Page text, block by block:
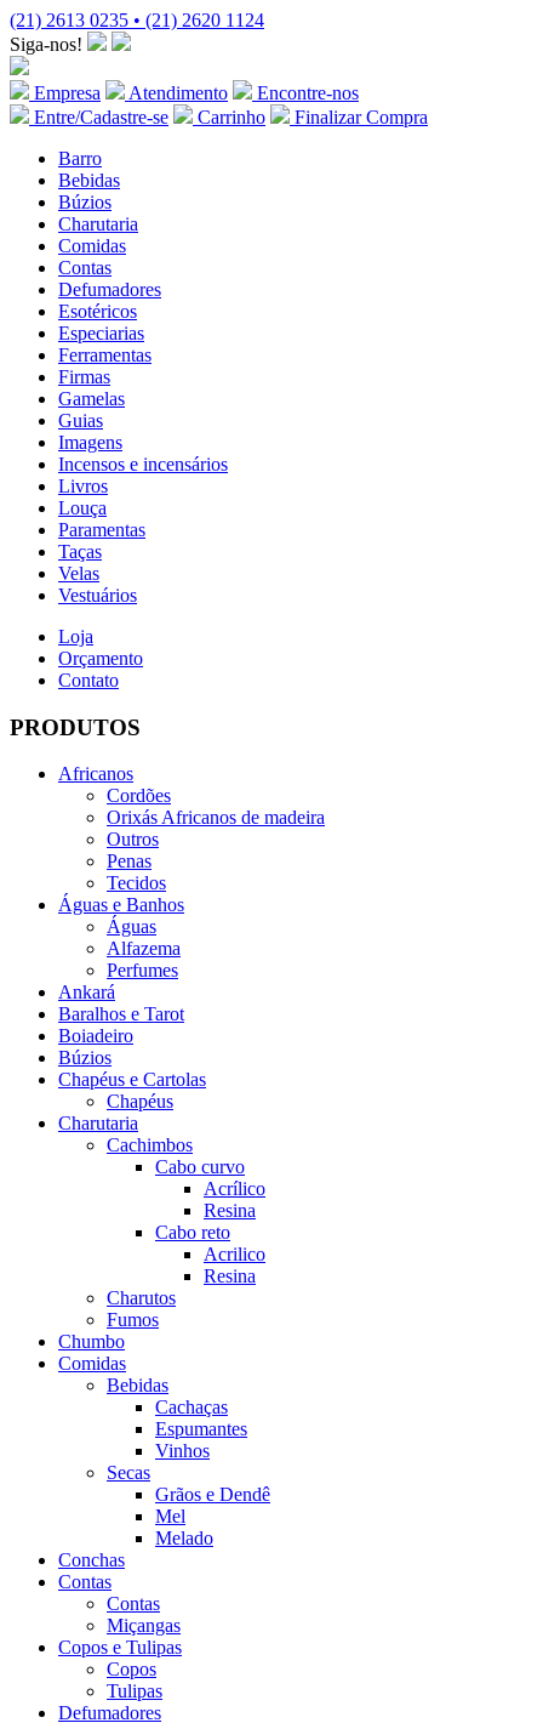
(21) 2613 0235 • (21) 2620 1124
Siga-nos!
Empresa Atendimento
Encontre-nos
Entre/Cadastre-se
Carrinho
Finalizar Compra
Barro
Bebidas
Búzios
Charutaria
Comidas
Contas
Defumadores
Esotéricos
Especiarias
Ferramentas
Firmas
Gamelas
Guias
Imagens
Incensos e incensários
Livros
Louça
Paramentas
Taças
Velas
Vestuários
Loja
Orçamento
Contato
PRODUTOS
Africanos
Cordões
Orixás Africanos de madeira
Outros
Penas
Tecidos
Águas e Banhos
Águas
Alfazema
Perfumes
Ankará
Baralhos e Tarot
Boiadeiro
Búzios
Chapéus e Cartolas
Chapéus
Charutaria
Cachimbos
Cabo curvo
Acrílico
Resina
Cabo reto
Acrilico
Resina
Charutos
Fumos
Chumbo
Comidas
Bebidas
Cachaças
Espumantes
Vinhos
Secas
Grãos e Dendê
Mel
Melado
Conchas
Contas
Contas
Miçangas
Copos e Tulipas
Copos
Tulipas
Defumadores